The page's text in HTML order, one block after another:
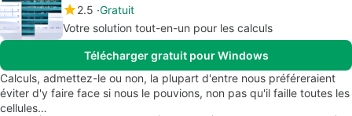
2.5 Gratuit
Votre solution tout-en-un pour les calculs
Télécharger gratuit pour Windows
Calculs, admettez-le ou non, la plupart d'entre nous préféreraient
éviter d'y faire face si nous le pouvions, non pas qu'il faille toutes les
cellules…